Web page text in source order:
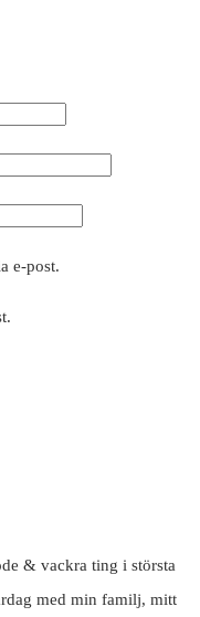
e-post.
& vackra ting i största
med min familj, mitt